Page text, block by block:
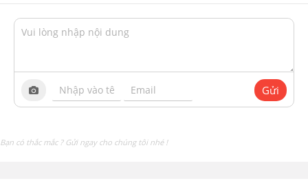
Gửi
Bạn có thắc mắc ? Gửi ngay cho chúng tôi nhé !